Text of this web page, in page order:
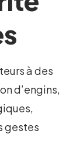
à des
d’engins,
gestes